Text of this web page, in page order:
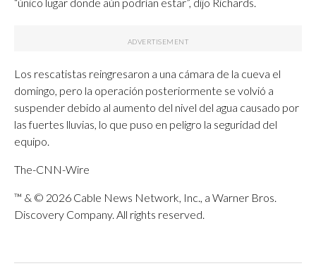
Los rescatistas reingresaron a una cámara de la cueva el
domingo, pero la operación posteriormente se volvió a
suspender debido al aumento del nivel del agua causado por
las fuertes lluvias, lo que puso en peligro la seguridad del
equipo.
The-CNN-Wire
™ & © 2026 Cable News Network, Inc., a Warner Bros.
Discovery Company. All rights reserved.